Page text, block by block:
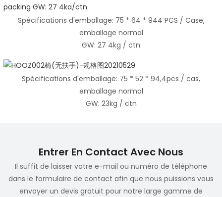
Spécifications d'emballage: 75 * 64 * 944 PCS / Case,
emballage normal
GW: 27 4kg / ctn
Spécifications d'emballage: 75 * 52 * 94,4pcs / cas,
emballage normal
GW: 23kg / ctn
Entrer En Contact Avec Nous
Il suffit de laisser votre e-mail ou numéro de téléphone
dans le formulaire de contact afin que nous puissions vous
envoyer un devis gratuit pour notre large gamme de